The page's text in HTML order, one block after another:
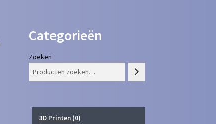
Categorieën
Zoeken
3D Printen (0)